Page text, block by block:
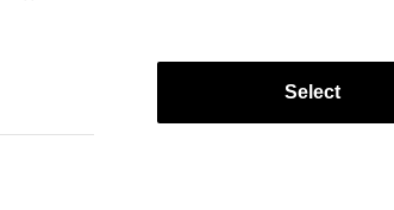
Select